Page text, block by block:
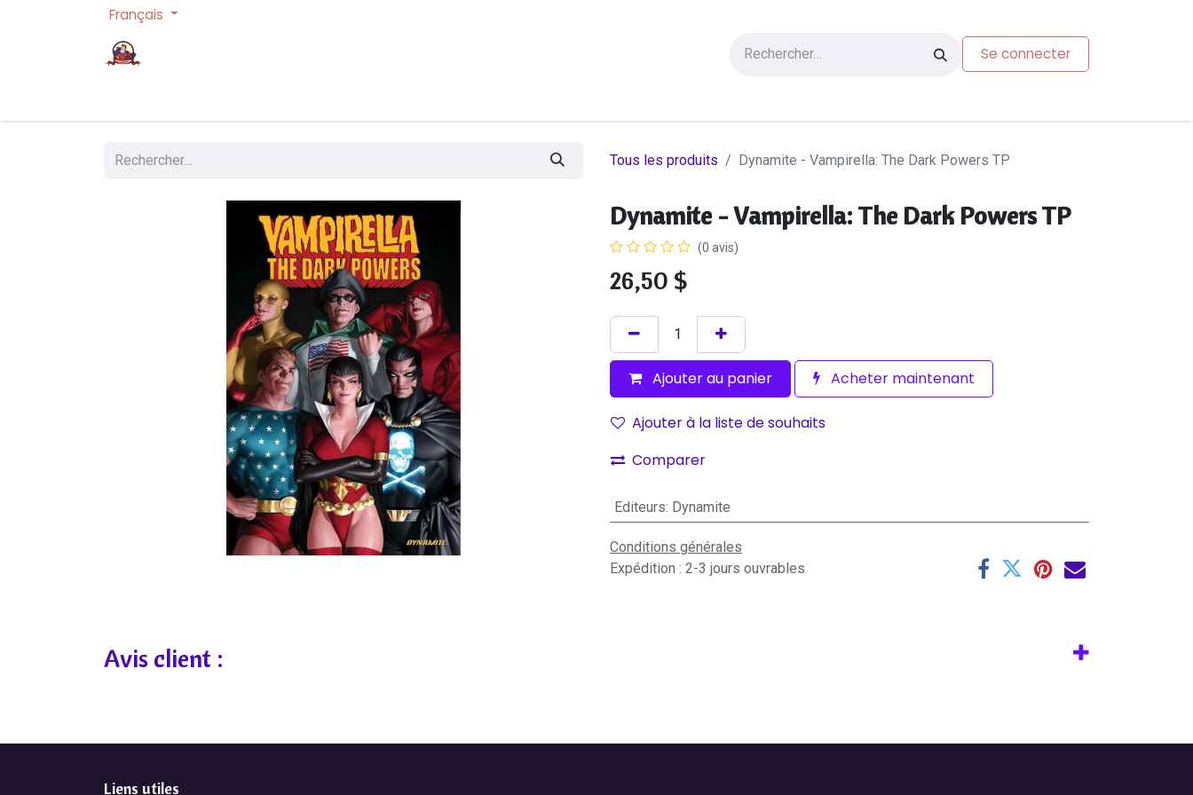
Français
Se connecter
Tous les produits Dynamite - Vampirella: The Dark Powers TP
Dynamite - Vampirella: The Dark Powers TP
(0 avis)
26,50 $
Ajouter au panier Acheter maintenant
Ajouter à la liste de souhaits
Comparer
Editeurs: Dynamite
Conditions générales
Expédition : 2-3 jours ouvrables
Avis client :
Liens utiles